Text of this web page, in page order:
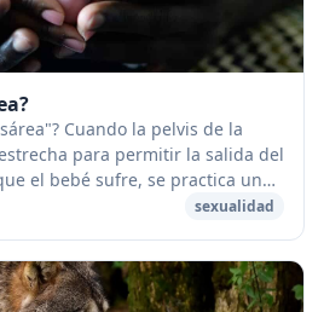
Cuando la pelvis de la
para permitir la salida del
el bebé sufre, se practica una
quirúr...
sexualidad